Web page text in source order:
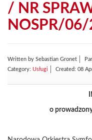
/ NR
NOSPR/
Written by Sebastian Gronet
Category: Usługi Created: 08
o